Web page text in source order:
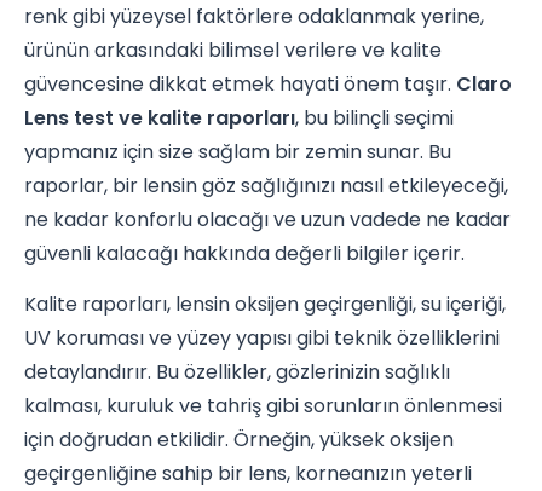
renk gibi yüzeysel faktörlere odaklanmak yerine,
ürünün arkasındaki bilimsel verilere ve kalite
güvencesine dikkat etmek hayati önem taşır. Claro
Lens test ve kalite raporları, bu bilinçli seçimi
yapmanız için size sağlam bir zemin sunar. Bu
raporlar, bir lensin göz sağlığınızı nasıl etkileyeceği,
ne kadar konforlu olacağı ve uzun vadede ne kadar
güvenli kalacağı hakkında değerli bilgiler içerir.
Kalite raporları, lensin oksijen geçirgenliği, su içeriği,
UV koruması ve yüzey yapısı gibi teknik özelliklerini
detaylandırır. Bu özellikler, gözlerinizin sağlıklı
kalması, kuruluk ve tahriş gibi sorunların önlenmesi
için doğrudan etkilidir. Örneğin, yüksek oksijen
geçirgenliğine sahip bir lens, korneanızın yeterli